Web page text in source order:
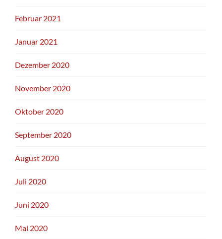
Februar 2021
Januar 2021
Dezember 2020
November 2020
Oktober 2020
September 2020
August 2020
Juli 2020
Juni 2020
Mai 2020